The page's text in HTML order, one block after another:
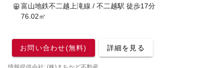
富山地鉄不二越上滝線 / 不二越駅 徒歩17分
76.02㎡
お問い合わせ(無料) 詳細を見る